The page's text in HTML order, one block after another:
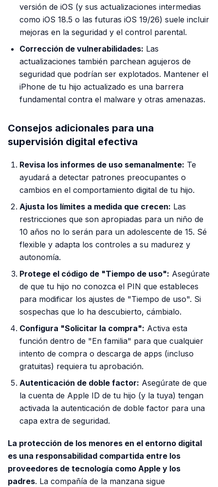
versión de iOS (y sus actualizaciones intermedias
como iOS 18.5 o las futuras iOS 19/26) suele incluir
mejoras en la seguridad y el control parental.
Corrección de vulnerabilidades: Las
actualizaciones también parchean agujeros de
seguridad que podrían ser explotados. Mantener el
iPhone de tu hijo actualizado es una barrera
fundamental contra el malware y otras amenazas.
Consejos adicionales para una
supervisión digital efectiva
Revisa los informes de uso semanalmente: Te
ayudará a detectar patrones preocupantes o
cambios en el comportamiento digital de tu hijo.
Ajusta los límites a medida que crecen: Las
restricciones que son apropiadas para un niño de
10 años no lo serán para un adolescente de 15. Sé
flexible y adapta los controles a su madurez y
autonomía.
Protege el código de "Tiempo de uso": Asegúrate
de que tu hijo no conozca el PIN que estableces
para modificar los ajustes de "Tiempo de uso". Si
sospechas que lo ha descubierto, cámbialo.
Configura "Solicitar la compra": Activa esta
función dentro de "En familia" para que cualquier
intento de compra o descarga de apps (incluso
gratuitas) requiera tu aprobación.
Autenticación de doble factor: Asegúrate de que
la cuenta de Apple ID de tu hijo (y la tuya) tengan
activada la autenticación de doble factor para una
capa extra de seguridad.
La protección de los menores en el entorno digital
es una responsabilidad compartida entre los
proveedores de tecnología como Apple y los
padres. La compañía de la manzana sigue